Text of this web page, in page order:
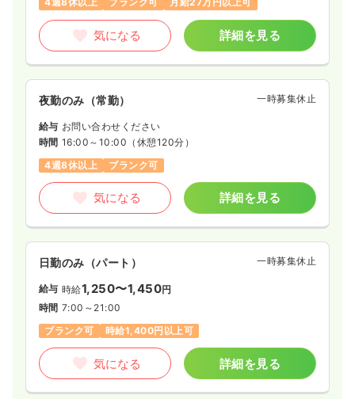
気になる 詳細を見る
夜勤のみ（常勤） 一時募集休止
給与 お問い合わせください
時間 16:00～10:00 （休憩120分）
4週8休以上
ブランク可
気になる 詳細を見る
日勤のみ（パート） 一時募集休止
給与 時給1,250〜1,450円
時間 7:00～21:00
ブランク可
時給1,400円以上可
気になる 詳細を見る